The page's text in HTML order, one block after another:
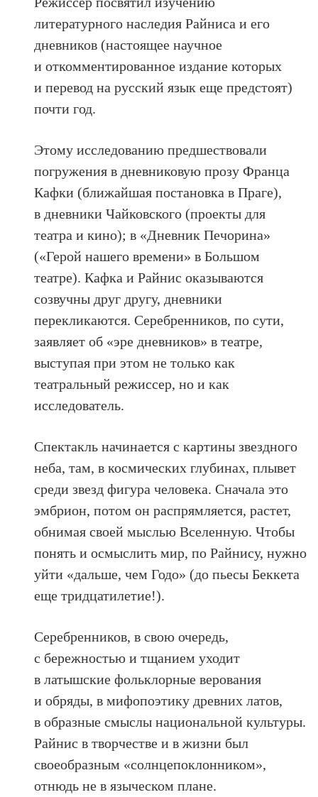
литературного наследия Райниса и его
дневников (настоящее научное
и откомментированное издание которых
и перевод на русский язык еще предстоят)
почти год.
Этому исследованию предшествовали
погружения в дневниковую прозу Франца
Кафки (ближайшая постановка в Праге),
в дневники Чайковского (проекты для
театра и кино); в «Дневник Печорина»
(«Герой нашего времени» в Большом
театре). Кафка и Райнис оказываются
созвучны друг другу, дневники
перекликаются. Серебренников, по сути,
заявляет об «эре дневников» в театре,
выступая при этом не только как
театральный режиссер, но и как
исследователь.
Спектакль начинается с картины звездного
неба, там, в космических глубинах, плывет
среди звезд фигура человека. Сначала это
эмбрион, потом он распрямляется, растет,
обнимая своей мыслью Вселенную. Чтобы
понять и осмыслить мир, по Райнису, нужно
уйти «дальше, чем Годо» (до пьесы Беккета
еще тридцатилетие!).
Серебренников, в свою очередь,
с бережностью и тщанием уходит
в латышские фольклорные верования
и обряды, в мифопоэтику древних латов,
в образные смыслы национальной культуры.
Райнис в творчестве и в жизни был
своеобразным «солнцепоклонником»,
отнюдь не в языческом плане.